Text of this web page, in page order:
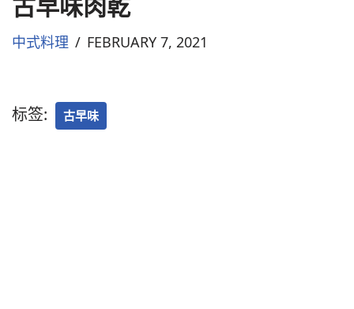
古早味肉乾
中式料理 FEBRUARY 7, 2021
标签: 古早味